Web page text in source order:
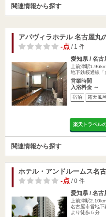
関連情報から探す
アパヴィラホテル 名古屋丸
-点/ 1 件
愛知県 / 名
上前津駅1.96km
地下鉄桜通線
営業時間
入浴料金 ～
宿泊 露天風呂
楽天トラベル
関連情報から探す
ホテル・アンドルームス名
-点/ 0 件
愛知県 / 名古
上前津駅2.10km
名古屋市営地下
より徒歩５分